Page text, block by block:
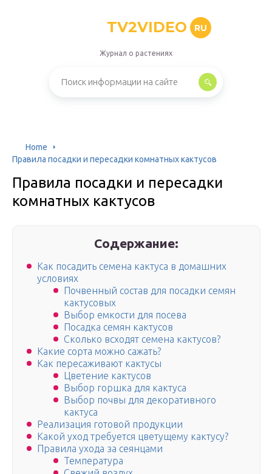
TV2VIDEO RU
Журнал о растениях
Home
Правила посадки и пересадки комнатных кактусов
Правила посадки и пересадки
комнатных кактусов
Содержание:
Как посадить семена кактуса в домашних
условиях
Почвенный состав для посадки семян
кактусовых
Выбор емкости для посева
Посадка семян кактусов
Сколько всходят семена кактусов?
Какие сорта можно сажать?
Как пересаживают кактусы
Цветение кактусов
Выбор горшка для кактуса
Выбор почвы для декоративного
кактуса
Реализация готовой продукции
Какой уход требуется цветущему кактусу?
Правила ухода за сеянцами
Температура